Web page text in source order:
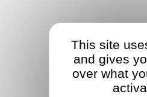
This site
and gives
over what